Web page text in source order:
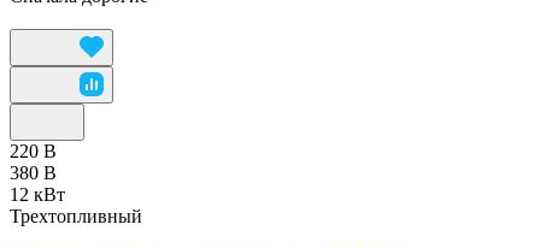
220 В
380 В
12 кВт
Трехтопливный